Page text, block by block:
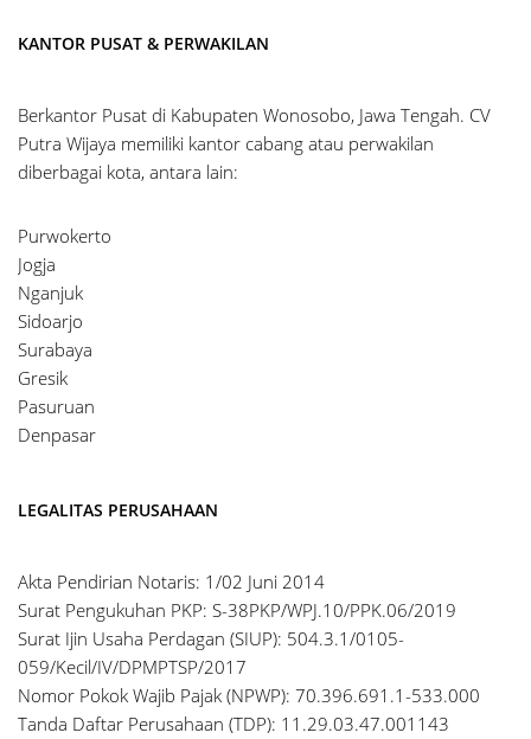
KANTOR PUSAT & PERWAKILAN
Berkantor Pusat di Kabupaten Wonosobo, Jawa Tengah. CV
Putra Wijaya memiliki kantor cabang atau perwakilan
diberbagai kota, antara lain:
Purwokerto
Jogja
Nganjuk
Sidoarjo
Surabaya
Gresik
Pasuruan
Denpasar
LEGALITAS PERUSAHAAN
Akta Pendirian Notaris: 1/02 Juni 2014
Surat Pengukuhan PKP: S-38PKP/WPJ.10/PPK.06/2019
Surat Ijin Usaha Perdagan (SIUP): 504.3.1/0105-
059/Kecil/IV/DPMPTSP/2017
Nomor Pokok Wajib Pajak (NPWP): 70.396.691.1-533.000
Tanda Daftar Perusahaan (TDP): 11.29.03.47.001143